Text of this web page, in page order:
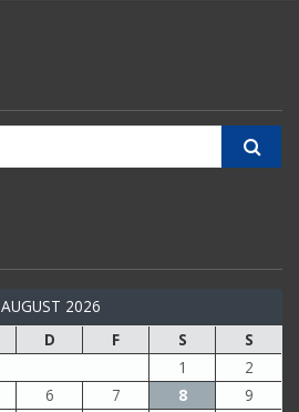
AUGUST 2026
D F S
S
1
2
6 7 8
9